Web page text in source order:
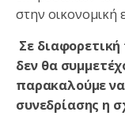
στην οικονομική
Σε
δεν θα
παρακαλούμε
συνεδρίασης η